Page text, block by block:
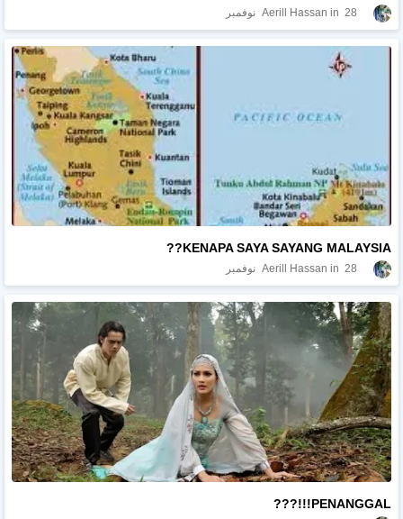
Aerill Hassan 28 نوفمبر
KENAPA SAYA SAYANG MALAYSIA??
Aerill Hassan 28 نوفمبر
PENANGGAL!!!???